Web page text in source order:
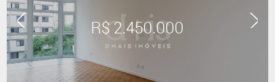
R$ 2.450.000